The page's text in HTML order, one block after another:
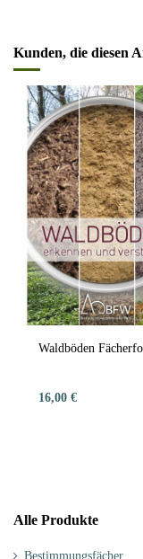
Kunden, die diesen
Waldböden
16,00 €
Alle Produkte
Bestimmungsfächer